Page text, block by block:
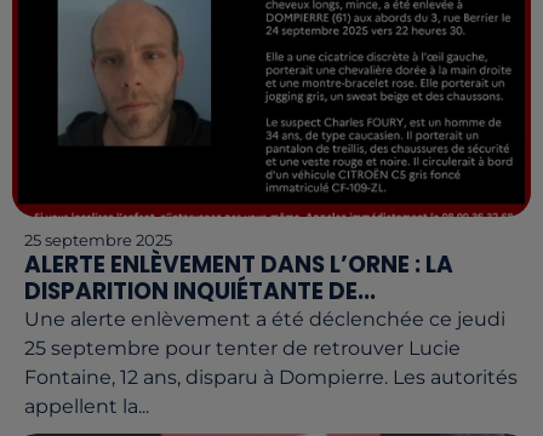
25 septembre 2025
ALERTE ENLÈVEMENT DANS L’ORNE : LA
DISPARITION INQUIÉTANTE DE...
Une alerte enlèvement a été déclenchée ce jeudi
25 septembre pour tenter de retrouver Lucie
Fontaine, 12 ans, disparu à Dompierre. Les autorités
appellent la...